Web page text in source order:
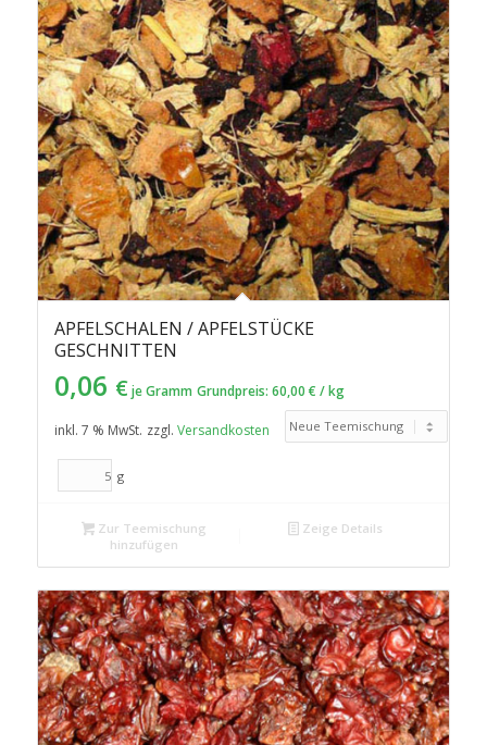
Reihenfolge
zu
sortieren
APFELSCHALEN / APFELSTÜCKE
GESCHNITTEN
0,06 € je Gramm Grundpreis: 60,00 € /kg
inkl. 7 % MwSt. zzgl. Versandkosten
g
Zur Teemischung
hinzufügen
Zeige Details